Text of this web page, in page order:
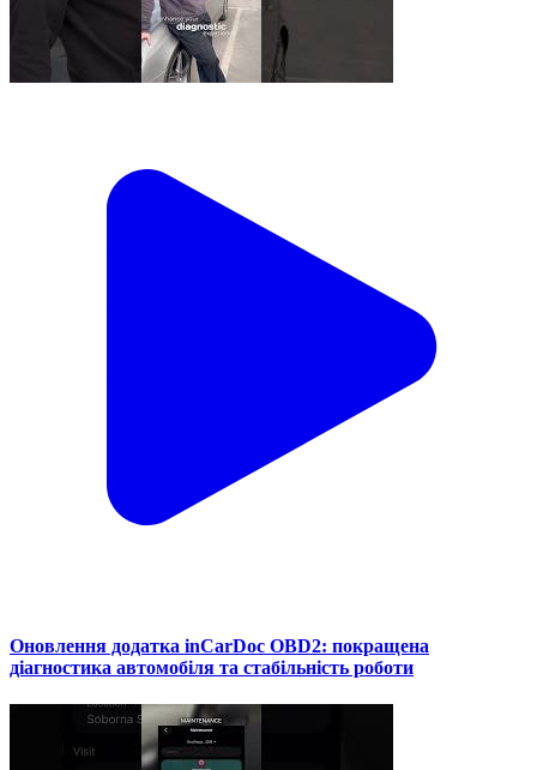
Оновлення додатка inCarDoc OBD2: покращена
діагностика автомобіля та стабільність роботи